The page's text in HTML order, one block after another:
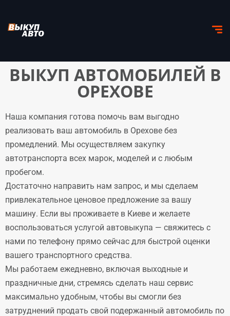
ВЫКУП АВТОМОБИЛЕЙ В
ОРЕХОВЕ
Наша компания готова помочь вам выгодно
реализовать ваш автомобиль в Орехове без
промедлений. Мы осуществляем закупку
автотранспорта всех марок, моделей и с любым
пробегом.
Достаточно направить нам запрос, и мы сделаем
привлекательное ценовое предложение за вашу
машину. Если вы проживаете в Киеве и желаете
воспользоваться услугой автовыкупа — свяжитесь с
нами по телефону прямо сейчас для быстрой оценки
вашего транспортного средства.
Мы работаем ежедневно, включая выходные и
праздничные дни, стремясь сделать наш сервис
максимально удобным, чтобы вы смогли без
затруднений продать свой подержанный автомобиль по